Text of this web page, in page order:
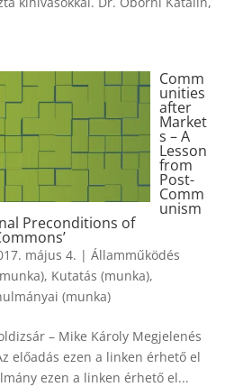
Comm
unities
after
Market
s – A
Lesson
from
Post-
Comm
unism
Preconditions of
május 4. | Államműködés
, Kutatás (munka),
(munka)
– Mike Károly Megjelenés
előadás ezen a linken érhető el
ezen a linken érhető el...